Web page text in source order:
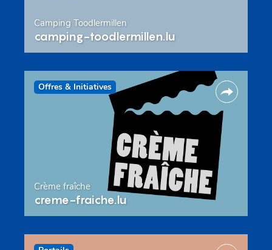
Camping Toodlermillen
camping-toodlermillen.lu
Offres & Initiatives
Crème fraîche
creme-fraiche.lu